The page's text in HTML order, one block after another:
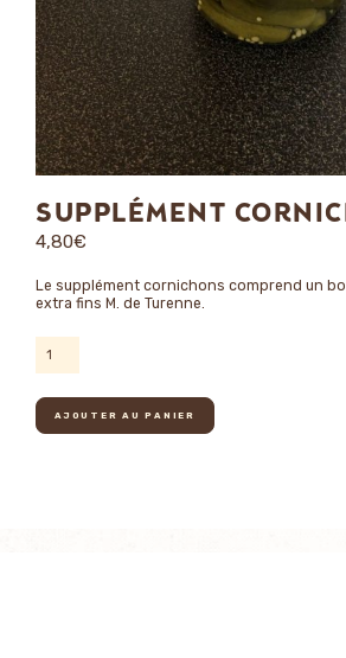
SUPPLÉMENT
4,80€
Le supplément cornichons comprend un
extra fins M. de Turenne.
de
cornichons
AJOUTER AU PANIER